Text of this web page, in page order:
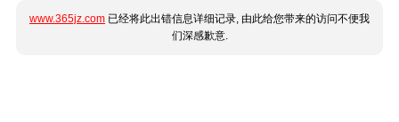
www.365jz.com 已经将此出错信息详细记录, 由此给您带来的访问不便我
们深感歉意.